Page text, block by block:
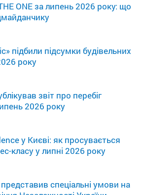
ONE за липень 2026 року: що
підбили підсумки будівельних
року
звіт про перебіг
2026 року
у Києві: як просувається
класу у липні 2026 року
спеціальні умови на